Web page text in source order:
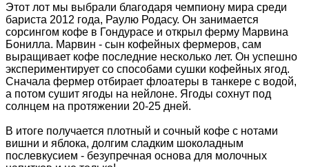
Этот лот мы выбрали благодаря чемпиону мира среди
бариста 2012 года, Раулю Родасу. Он занимается
сорсингом кофе в Гондурасе и открыл ферму Марвина
Бонилла. Марвин - сын кофейных фермеров, сам
выращивает кофе последние несколько лет. Он успешно
экспериментирует со способами сушки кофейных ягод.
Сначала фермер отбирает флоатеры в танкере с водой,
а потом сушит ягоды на нейлоне. Ягоды сохнут под
солнцем на протяжении 20-25 дней.
В итоге получается плотный и сочный кофе с нотами
вишни и яблока, долгим сладким шоколадным
послевкусием - безупречная основа для молочных